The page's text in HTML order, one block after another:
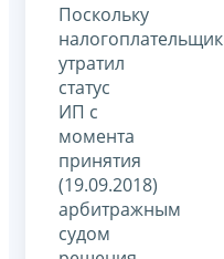
Поскольку
налогоплательщик
утратил
статус
ИП с
момента
принятия
(19.09.2018)
арбитражным
судом